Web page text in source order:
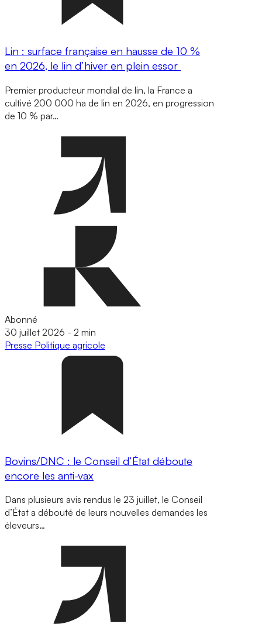
Lin : surface française en hausse de 10 %
en 2026, le lin d’hiver en plein essor
Premier producteur mondial de lin, la France a
cultivé 200 000 ha de lin en 2026, en progression
de 10 % par…
Abonné
30 juillet 2026 - 2 min
Presse Politique agricole
Bovins/DNC : le Conseil d’État déboute
encore les anti-vax
Dans plusieurs avis rendus le 23 juillet, le Conseil
d’État a débouté de leurs nouvelles demandes les
éleveurs…